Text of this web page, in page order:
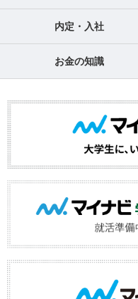
内定・入社
お金の知識